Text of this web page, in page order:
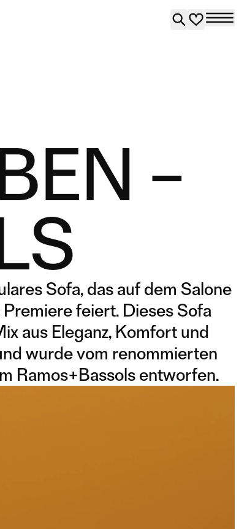
–
Sofa, das auf dem Salone
feiert. Dieses Sofa
aus Eleganz, Komfort und
wurde vom renommierten
Ramos+Bassols entworfen.